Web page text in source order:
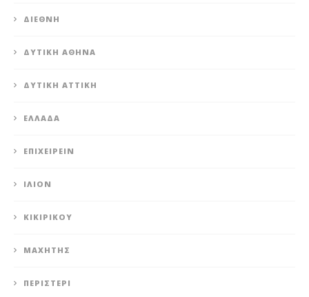
ΔΙΕΘΝΉ
ΔΥΤΙΚΉ ΑΘΉΝΑ
ΔΥΤΙΚΉ ΑΤΤΙΚΉ
ΕΛΛΆΔΑ
ΕΠΙΧΕΙΡΕΊΝ
ΊΛΙΟΝ
ΚΙΚΙΡΙΚΟΥ
ΜΑΧΗΤΗΣ
ΠΕΡΙΣΤΈΡΙ